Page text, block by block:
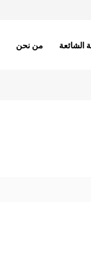
من نحن الشائعة